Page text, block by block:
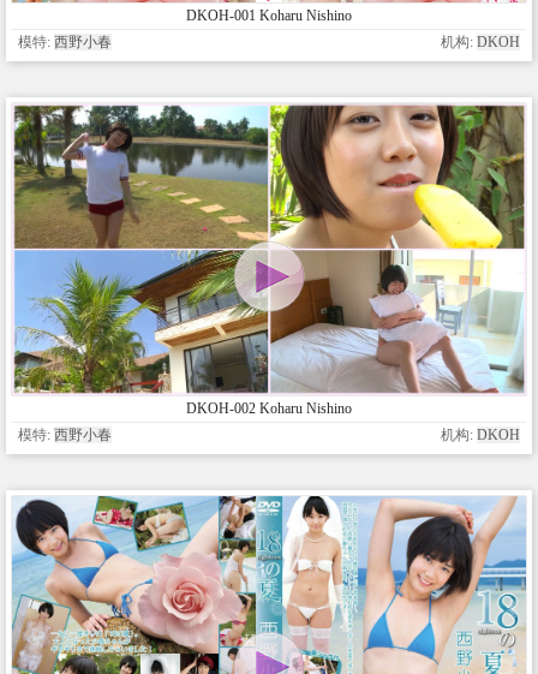
DKOH-001 Koharu Nishino
模特: 西野小春 机构: DKOH
DKOH-002 Koharu Nishino
模特: 西野小春 机构: DKOH